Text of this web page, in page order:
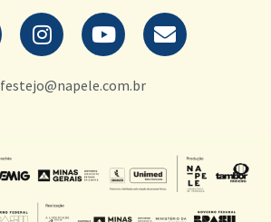
festejo@napele.com.br